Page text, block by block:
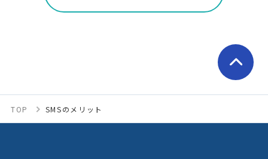
TOP SMSのメリット